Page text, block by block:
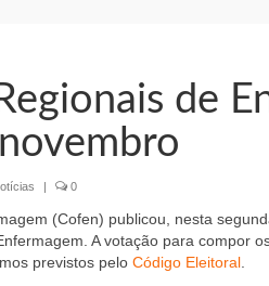
de
| 0
(Cofen) publicou, nesta
A votação para compor
previstos pelo Código Eleitoral